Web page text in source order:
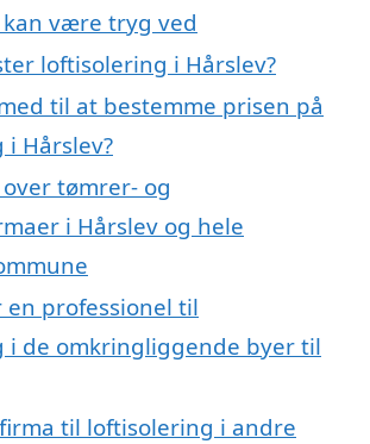
kan være tryg ved
loftisolering i Hårslev?
til at bestemme prisen på
Hårslev?
tømrer- og
i Hårslev og hele
en professionel til
i de omkringliggende byer til
til loftisolering i andre